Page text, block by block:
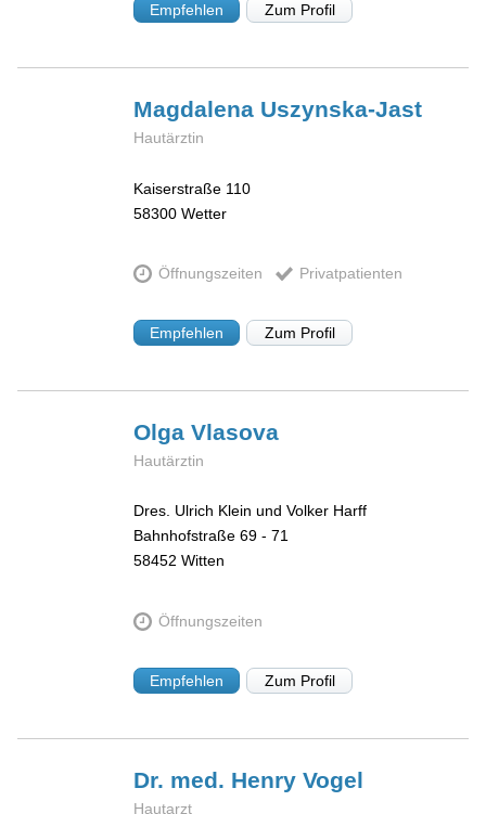
Empfehlen Zum Profil
Magdalena Uszynska-Jast
Hautärztin
Kaiserstraße 110
58300 Wetter
Öffnungszeiten Privatpatienten
Empfehlen Zum Profil
OlgaVlasova
Hautärztin
Dres. Ulrich Klein und Volker Harff
Bahnhofstraße 69 - 71
58452 Witten
Öffnungszeiten
Empfehlen Zum Profil
Dr. med. HenryVogel
Hautarzt